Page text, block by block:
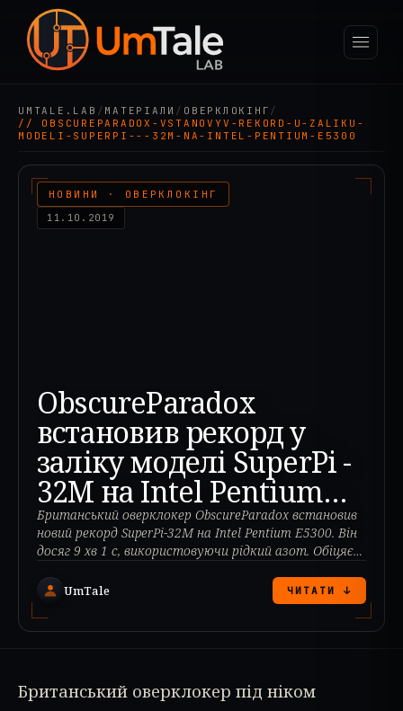
UMTALE.LAB / МАТЕРІАЛИ / ОВЕРКЛОКІНГ /
// OBSCUREPARADOX-VSTANOVYV-REKORD-U-ZALIKU-
MODELI-SUPERPI---32M-NA-INTEL-PENTIUM-E5300
НОВИНИ · ОВЕРКЛОКІНГ
11.10.2019
ObscureParadox
встановив рекорд у
заліку моделі SuperPi -
32M на Intel Pentium
E5300
Британський оверклокер ObscureParadox встановив
новий рекорд SuperPi-32M на Intel Pentium E5300. Він
досяг 9 хв 1 с, використовуючи рідкий азот. Обіцяє
UmTale ЧИТАТИ ↓
Британський оверклокер під ніком